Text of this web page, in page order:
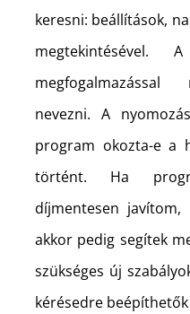
keresni: beállítások,
megtekintésével.
megfogalmazással
nevezni. A
program okozta-e a
történt. Ha
díjmentesen javítom,
akkor pedig segítek
szükséges új
kérésedre